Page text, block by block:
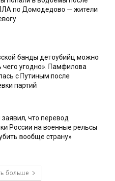
по Домодедово — жители
банды детоубийц можно
чего угодно». Памфилова
с Путиным после
партий
что перевод
России на военные рельсы
вообще страну»
больше